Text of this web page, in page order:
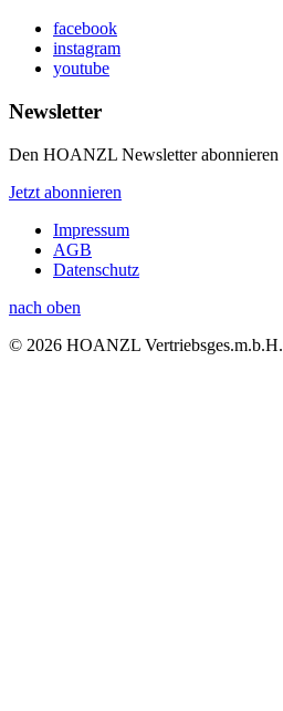
facebook
instagram
youtube
Newsletter
Den HOANZL Newsletter abonnieren
Jetzt abonnieren
Impressum
AGB
Datenschutz
nach oben
© 2026 HOANZL Vertriebsges.m.b.H.